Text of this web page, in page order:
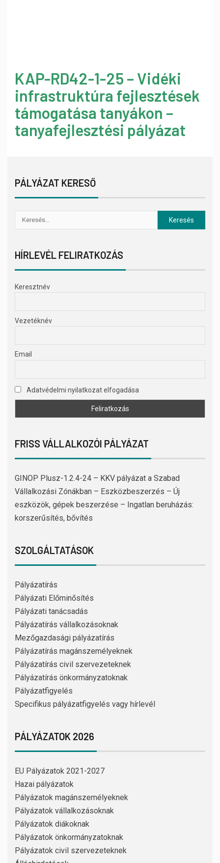
KAP-RD42-1-25 – Vidéki
infrastruktúra fejlesztések
támogatása tanyákon –
tanyafejlesztési pályázat
PÁLYÁZAT KERESŐ
HÍRLEVÉL FELIRATKOZÁS
Keresztnév
Vezetéknév
Email
Adatvédelmi nyilatkozat elfogadása
FRISS VÁLLALKOZÓI PÁLYÁZAT
GINOP Plusz-1.2.4-24 – KKV pályázat a Szabad
Vállalkozási Zónákban – Eszközbeszerzés – Új
eszközök, gépek beszerzése – Ingatlan beruházás:
korszerűsítés, bővítés
SZOLGÁLTATÁSOK
Pályázatírás
Pályázati Előminősítés
Pályázati tanácsadás
Pályázatírás vállalkozásoknak
Mezőgazdasági pályázatírás
Pályázatírás magánszemélyeknek
Pályázatírás civil szervezeteknek
Pályázatírás önkormányzatoknak
Pályázatfigyelés
Specifikus pályázatfigyelés vagy hírlevél
PÁLYÁZATOK 2026
EU Pályázatok 2021-2027
Hazai pályázatok
Pályázatok magánszemélyeknek
Pályázatok vállalkozásoknak
Pályázatok diákoknak
Pályázatok önkormányzatoknak
Pályázatok civil szervezeteknek